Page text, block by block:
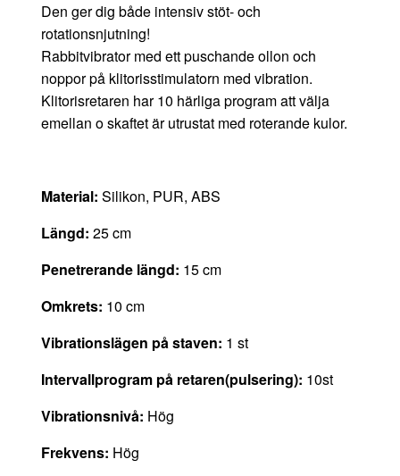
Den ger dig både intensiv stöt- och
rotationsnjutning!
Rabbitvibrator med ett puschande ollon och
noppor på klitorisstimulatorn med vibration.
Klitorisretaren har 10 härliga program att välja
emellan o skaftet är utrustat med roterande kulor.
Material: Silikon, PUR, ABS
Längd: 25 cm
Penetrerande längd: 15 cm
Omkrets: 10 cm
Vibrationslägen på staven: 1 st
Intervallprogram på retaren(pulsering): 10st
Vibrationsnivå: Hög
Frekvens: Hög